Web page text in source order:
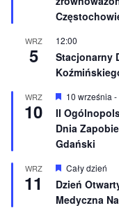
n
i
n
e
WRZ
5
12:00
Stacjonarny
WRZ
10
W
y
r
ó
ż
n
o
n
e
10 września -
II
Dnia
Gdański
WRZ
11
W
y
r
ó
Cały dzień
Dzień
Medyczna